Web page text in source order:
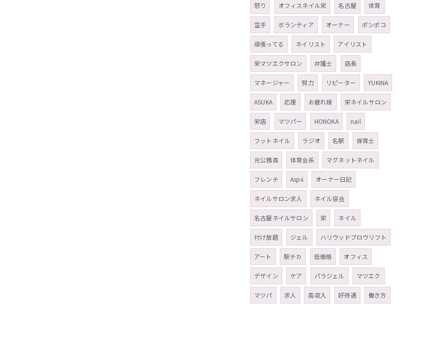
怒り オフィスネイル栄 名古屋 体育
空手 ボランティア オーナー ポンポコ
頑張ってる ネイリスト アイリスト
栄マツエクサロン 弁護士 店長
マネージャー 努力 リピーター YUKINA
ASUKA 応援 お疲れ様 栄ネイルサロン
栄店 マツパー HONOKA nail
フットネイル ラジオ 名駅 保育士
元公務員 体育会系 マグネットネイル
フレンチ Aspii オーナー日記
ネイルサロン求人 ネイル協会
名古屋ネイルサロン 栄 ネイル
付け放題 ジェル ハリウッドブロウリフト
アート 駅チカ 低価格 オフィス
デザイン ケア パラジェル マツエク
マツパ 求人 高収入 好待遇 働き方